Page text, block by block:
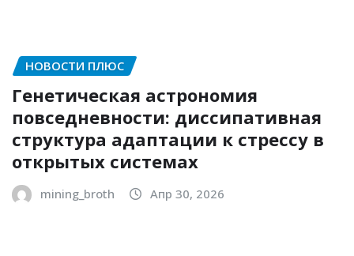
НОВОСТИ ПЛЮС
Генетическая астрономия
повседневности: диссипативная
структура адаптации к стрессу в
открытых системах
mining_broth Апр 30, 2026